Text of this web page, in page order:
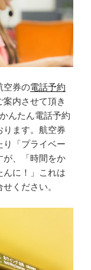
空券の電話予約
内させて頂き
んたん電話予約
ります。航空券
り「プライベー
が、「時間をか
んに！」これは
ください。